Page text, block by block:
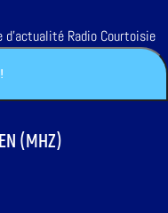
Radio Courtoisie
(MHZ)